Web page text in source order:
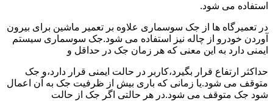
استفاده می شود.
در تعمیرگاه ها از جک سوسماری علاوه بر تعمیر ماشین برای بیرون
آوردن خودرو از چاله نیز استفاده می شود.جک سوسماری سیستم
ایمنی دارد به این معنی که هر زمان جک در حداقل و
حداکثر ارتفاع قرار بگیرد،کاربر در حالت ایمنی قرار دارد،و جک
متوقف می شود.یا زمانی که باری بیش از ظرفیت جک به آن اعمال
شود جک متوقف می شود.در هر حالتی اگر جک از حالت